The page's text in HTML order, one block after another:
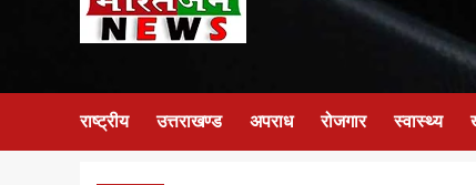
राष्ट्रीय उत्तराखण्ड अपराध रोजगार स्वास्थ्य